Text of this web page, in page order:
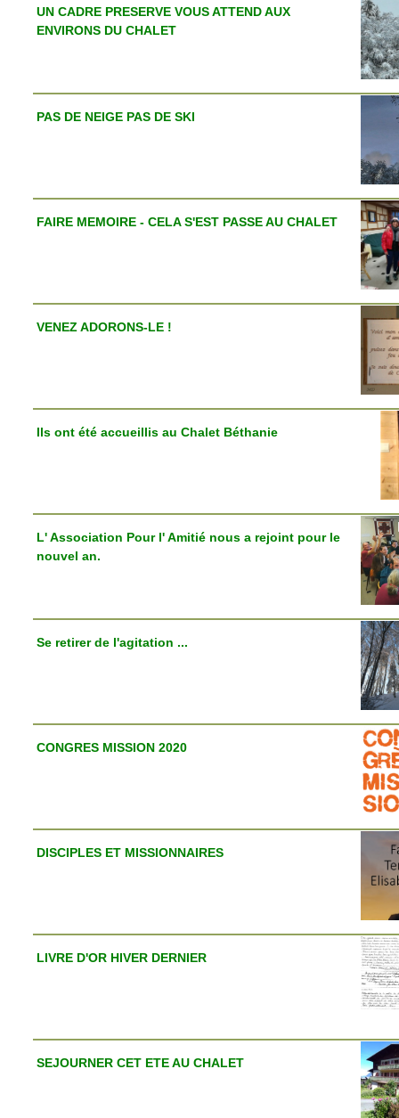
UN CADRE PRESERVE VOUS ATTEND AUX
ENVIRONS DU CHALET
PAS DE NEIGE PAS DE SKI
FAIRE MEMOIRE - CELA S'EST PASSE AU CHALET
VENEZ ADORONS-LE !
Ils ont été accueillis au Chalet Béthanie
L' Association Pour l' Amitié nous a rejoint pour le
nouvel an.
Se retirer de l'agitation ...
CONGRES MISSION 2020
DISCIPLES ET MISSIONNAIRES
LIVRE D'OR HIVER DERNIER
SEJOURNER CET ETE AU CHALET